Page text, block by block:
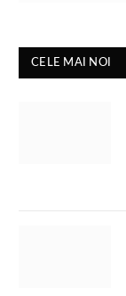
CELE MAI NOI